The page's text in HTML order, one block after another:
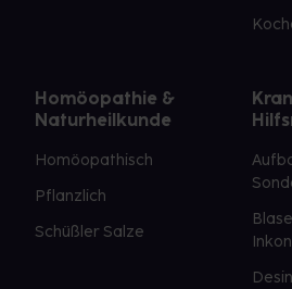
Homöopathie &
Naturheilkunde
Homöopathisch
Pflanzlich
Schüßler Salze